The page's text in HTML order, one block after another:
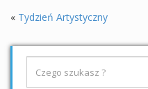
« Tydzień Artystyczny